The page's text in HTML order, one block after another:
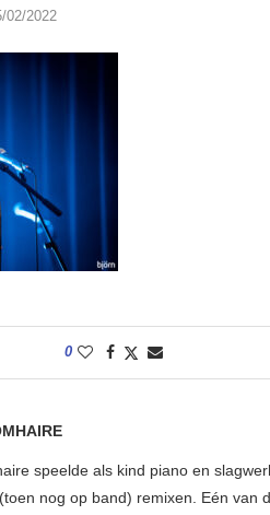
02/2022
0
speelde als kind piano en
nog op band) remixen. Eén van